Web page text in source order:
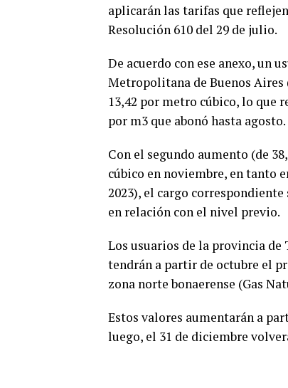
aplicarán las tarifas que
Resolución 610 del 29 de julio.
De acuerdo con ese anexo, un
Metropolitana de Buenos Aires
13,42 por metro cúbico, lo que
por m3 que abonó hasta agosto.
Con el segundo aumento (de
cúbico en noviembre, en tanto
2023), el cargo
en relación con el nivel previo.
Los usuarios de la provincia de
tendrán a partir de octubre el
zona norte bonaerense (Gas
Estos valores aumentarán a
luego, el 31 de diciembre